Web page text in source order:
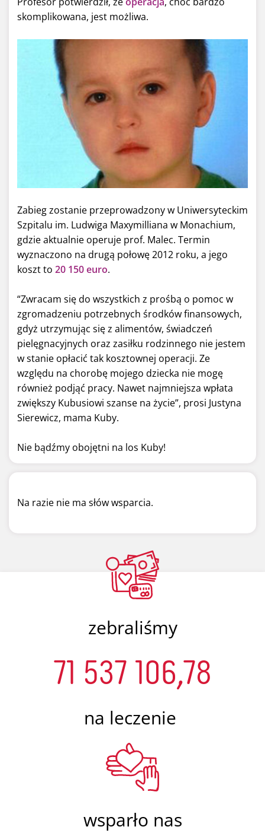
skomplikowana, jest możliwa.
Zabieg zostanie przeprowadzony w Uniwersyteckim
Szpitalu im. Ludwiga Maxymilliana w Monachium,
gdzie aktualnie operuje prof. Malec. Termin
wyznaczono na drugą połowę 2012 roku, a jego
koszt to 20 150 euro.
“Zwracam się do wszystkich z prośbą o pomoc w
zgromadzeniu potrzebnych środków finansowych,
gdyż utrzymując się z alimentów, świadczeń
pielęgnacyjnych oraz zasiłku rodzinnego nie jestem
w stanie opłacić tak kosztownej operacji. Ze
względu na chorobę mojego dziecka nie mogę
również podjąć pracy. Nawet najmniejsza wpłata
zwiększy Kubusiowi szanse na życie”, prosi Justyna
Sierewicz, mama Kuby.
Nie bądźmy obojętni na los Kuby!
Na razie nie ma słów wsparcia.
zebraliśmy
71 537 106,78
na leczenie
wsparło nas